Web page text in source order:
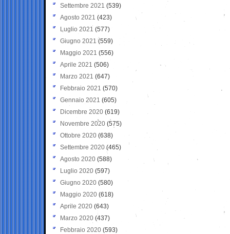
Settembre 2021 (539)
Agosto 2021 (423)
Luglio 2021 (577)
Giugno 2021(559)
Maggio 2021 (556)
Aprile 2021 (506)
Marzo 2021 (647)
Febbraio 2021 (570)
Gennaio 2021 (605)
Dicembre 2020 (619)
Novembre 2020 (575)
Ottobre 2020 (638)
Settembre 2020(465)
Agosto 2020 (588)
Luglio 2020 (597)
Giugno 2020 (580)
Maggio 2020 (618)
Aprile 2020 (643)
Marzo 2020 (437)
Febbraio 2020 (593)